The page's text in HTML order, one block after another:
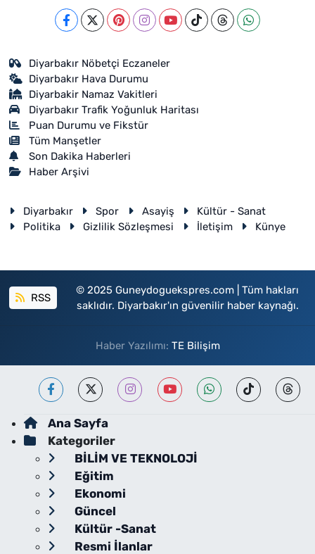
Diyarbakır Nöbetçi Eczaneler
Diyarbakır Hava Durumu
Diyarbakir Namaz Vakitleri
Diyarbakır Trafik Yoğunluk Haritası
Puan Durumu ve Fikstür
Tüm Manşetler
Son Dakika Haberleri
Haber Arşivi
Diyarbakır Spor Asayiş
Kültür - Sanat
Politika
Gizlilik Sözleşmesi İletişim Künye
RSS
© 2025 Guneydoguekspres.com | Tüm hakları
saklıdır. Diyarbakır'ın güvenilir haber kaynağı.
Haber Yazılımı: TE Bilişim
Ana Sayfa
Kategoriler
BİLİM VE TEKNOLOJİ
Eğitim
Ekonomi
Güncel
Kültür -Sanat
Resmi İlanlar